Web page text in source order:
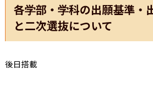
各学部・学科の出願基準・
と二次選抜について
後日搭載